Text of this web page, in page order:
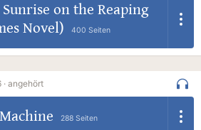
Sunrise on the Reaping
Novel)
400 Seiten
angehört
288 Seiten